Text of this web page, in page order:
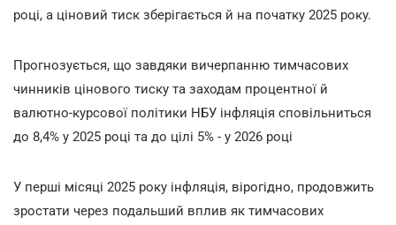
році, а ціновий тиск зберігається й на початку 2025 року.
Прогнозується, що завдяки вичерпанню тимчасових
чинників цінового тиску та заходам процентної й
валютно-курсової політики НБУ інфляція сповільниться
до 8,4% у 2025 році та до цілі 5% - у 2026 році
У перші місяці 2025 року інфляція, вірогідно, продовжить
зростати через подальший вплив як тимчасових